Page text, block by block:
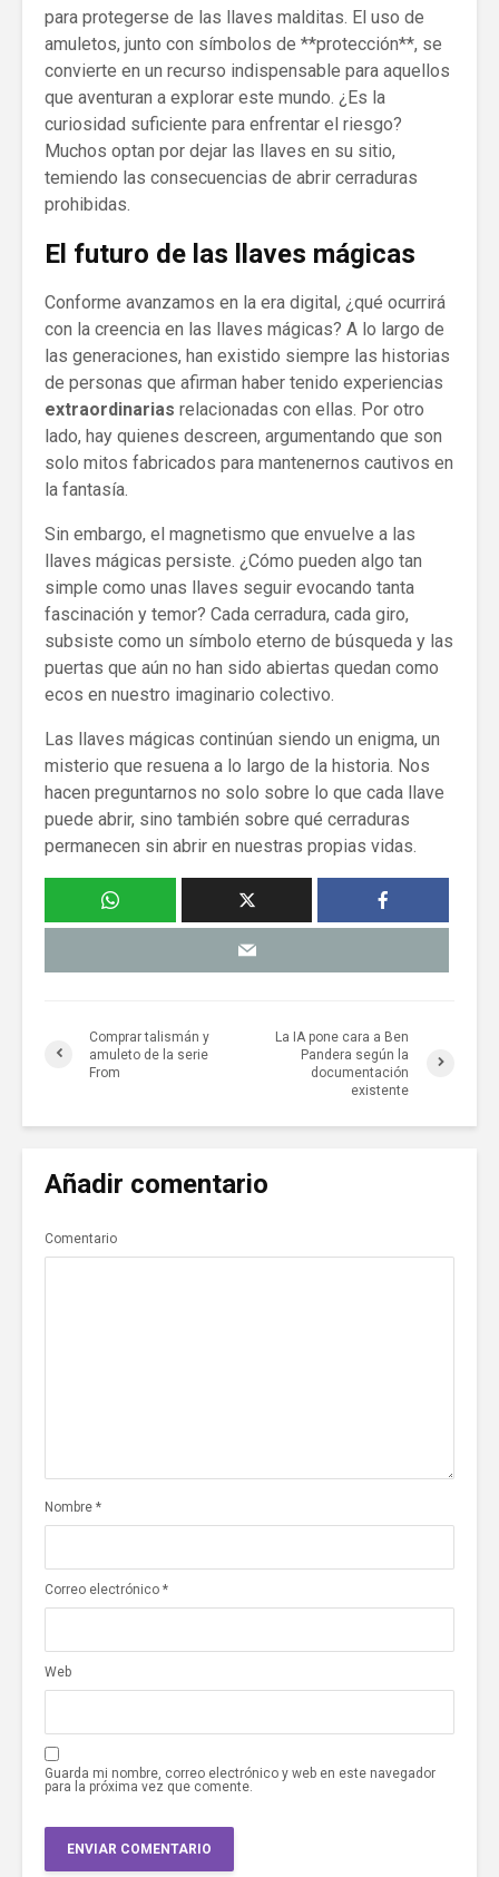
para protegerse de las llaves malditas. El uso de
amuletos, junto con símbolos de **protección**, se
convierte en un recurso indispensable para aquellos
que aventuran a explorar este mundo. ¿Es la
curiosidad suficiente para enfrentar el riesgo?
Muchos optan por dejar las llaves en su sitio,
temiendo las consecuencias de abrir cerraduras
prohibidas.
El futuro de las llaves mágicas
Conforme avanzamos en la era digital, ¿qué ocurrirá
con la creencia en las llaves mágicas? A lo largo de
las generaciones, han existido siempre las historias
de personas que afirman haber tenido experiencias
extraordinarias relacionadas con ellas. Por otro
lado, hay quienes descreen, argumentando que son
solo mitos fabricados para mantenernos cautivos en
la fantasía.
Sin embargo, el magnetismo que envuelve a las
llaves mágicas persiste. ¿Cómo pueden algo tan
simple como unas llaves seguir evocando tanta
fascinación y temor? Cada cerradura, cada giro,
subsiste como un símbolo eterno de búsqueda y las
puertas que aún no han sido abiertas quedan como
ecos en nuestro imaginario colectivo.
Las llaves mágicas continúan siendo un enigma, un
misterio que resuena a lo largo de la historia. Nos
hacen preguntarnos no solo sobre lo que cada llave
puede abrir, sino también sobre qué cerraduras
permanecen sin abrir en nuestras propias vidas.
Comprar talismán y
amuleto de la serie
From
La IA pone cara a Ben
Pandera según la
documentación
existente
Añadir comentario
Comentario
Nombre *
Correo electrónico *
Web
Guarda mi nombre, correo electrónico y web en este navegador
para la próxima vez que comente.